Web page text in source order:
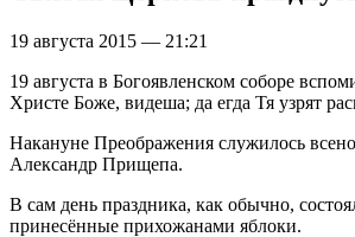
19 августа 2015 — 21:21
19 августа в Богоявленском соборе
Христе Боже, видеша; да егда Тя узрят
Накануне Преображения служилось
Александр Прищепа.
В сам день праздника, как обычно,
принесённые прихожанами яблоки.